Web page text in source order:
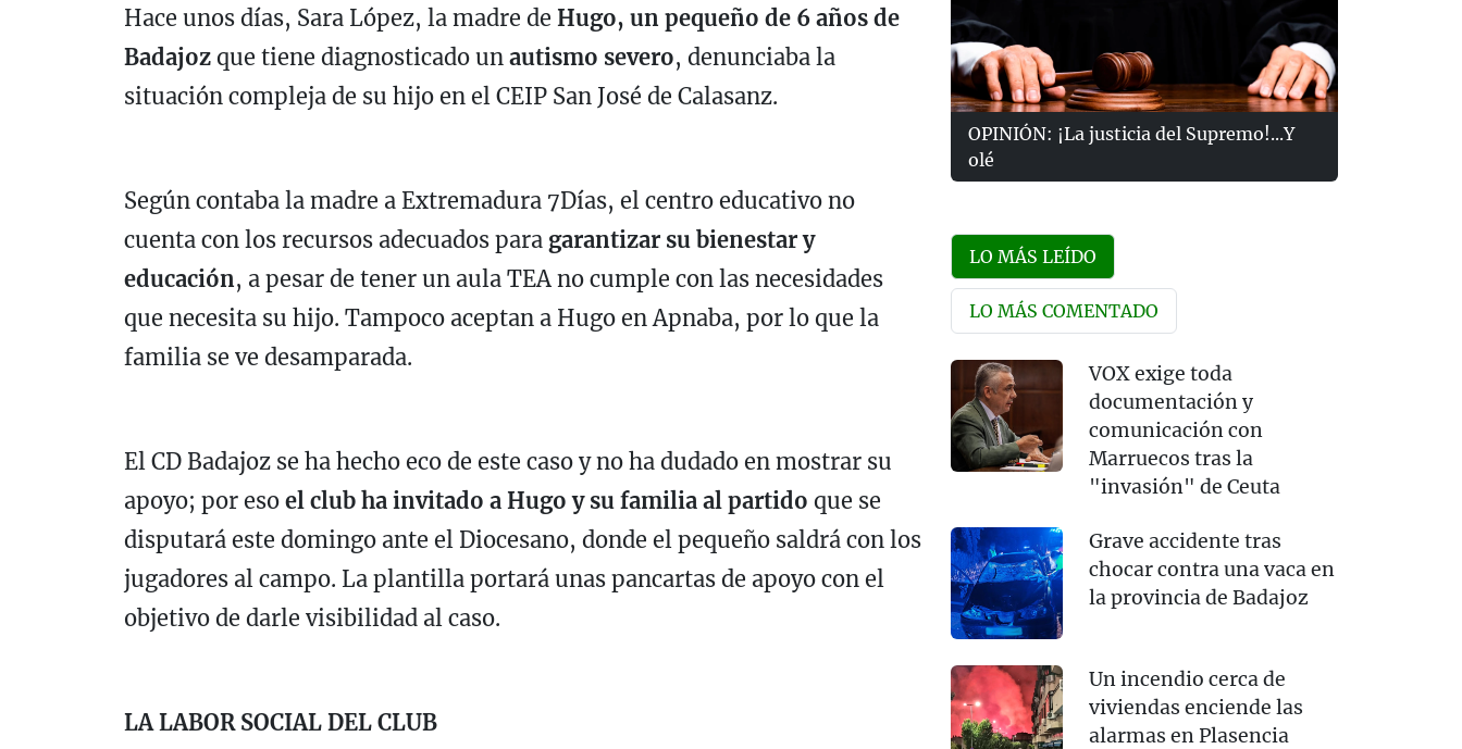
Hace unos días, Sara López, la madre de Hugo, un pequeño de 6 años de
Badajoz que tiene diagnosticado un autismo severo, denunciaba la
situación compleja de su hijo en el CEIP San José de Calasanz.
Según contaba la madre a Extremadura 7Días, el centro educativo no
cuenta con los recursos adecuados para garantizar su bienestar y
educación, a pesar de tener un aula TEA no cumple con las necesidades
que necesita su hijo. Tampoco aceptan a Hugo en Apnaba, por lo que la
familia se ve desamparada.
El CD Badajoz se ha hecho eco de este caso y no ha dudado en mostrar su
apoyo; por eso el club ha invitado a Hugo y su familia al partido que se
disputará este domingo ante el Diocesano, donde el pequeño saldrá con los
jugadores al campo. La plantilla portará unas pancartas de apoyo con el
objetivo de darle visibilidad al caso.
LA LABOR SOCIAL DEL CLUB
OPINIÓN: ¡La justicia del Supremo!...Y
olé
LO MÁS LEÍDO
LO MÁS COMENTADO
VOX exige toda
documentación y
comunicación con
Marruecos tras la
"invasión" de Ceuta
Grave accidente tras
chocar contra una vaca en
la provincia de Badajoz
Un incendio cerca de
viviendas enciende las
alarmas en Plasencia